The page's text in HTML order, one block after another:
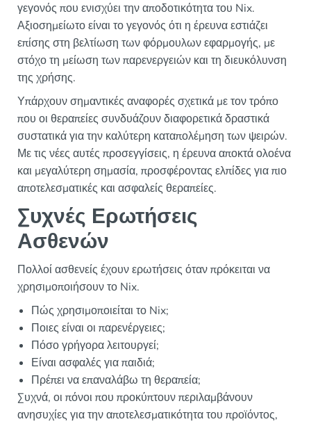
γεγονός που ενισχύει την αποδοτικότητα του Nix.
Αξιοσημείωτο είναι το γεγονός ότι η έρευνα εστιάζει
επίσης στη βελτίωση των φόρμουλων εφαρμογής, με
στόχο τη μείωση των παρενεργειών και τη διευκόλυνση
της χρήσης.
Υπάρχουν σημαντικές αναφορές σχετικά με τον τρόπο
που οι θεραπείες συνδυάζουν διαφορετικά δραστικά
συστατικά για την καλύτερη καταπολέμηση των ψειρών.
Με τις νέες αυτές προσεγγίσεις, η έρευνα αποκτά ολοένα
και μεγαλύτερη σημασία, προσφέροντας ελπίδες για πιο
αποτελεσματικές και ασφαλείς θεραπείες.
Συχνές Ερωτήσεις
Ασθενών
Πολλοί ασθενείς έχουν ερωτήσεις όταν πρόκειται να
χρησιμοποιήσουν το Nix.
Πώς χρησιμοποιείται το Nix;
Ποιες είναι οι παρενέργειες;
Πόσο γρήγορα λειτουργεί;
Είναι ασφαλές για παιδιά;
Πρέπει να επαναλάβω τη θεραπεία;
Συχνά, οι πόνοι που προκύπτουν περιλαμβάνουν
ανησυχίες για την αποτελεσματικότητα του προϊόντος,